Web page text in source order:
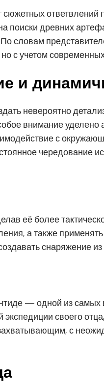
ответвлений
поиски древних
словам
с учетом
и
невероятно
внимание
с
чередование
её более
а также
снаряжение
— одной из самых
своего
с